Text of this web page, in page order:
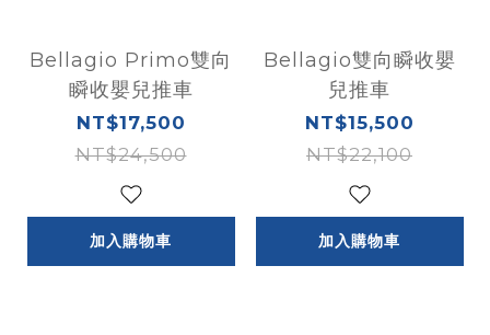
Bellagio Primo雙向
瞬收嬰兒推車
NT$17,500
NT$24,500
加入購物車
Bellagio雙向瞬收嬰
兒推車
NT$15,500
NT$22,100
加入購物車